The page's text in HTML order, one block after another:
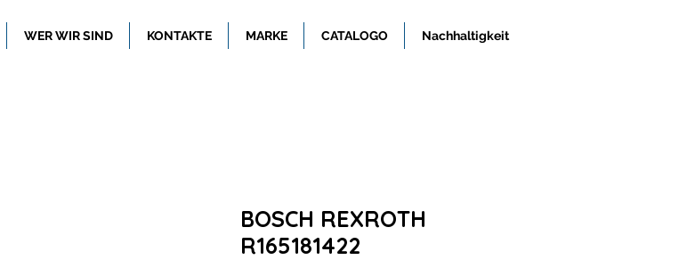
WER WIR SIND KONTAKTE MARKE CATALOGO Nachhaltigkeit
BOSCH REXROTH
R165181422